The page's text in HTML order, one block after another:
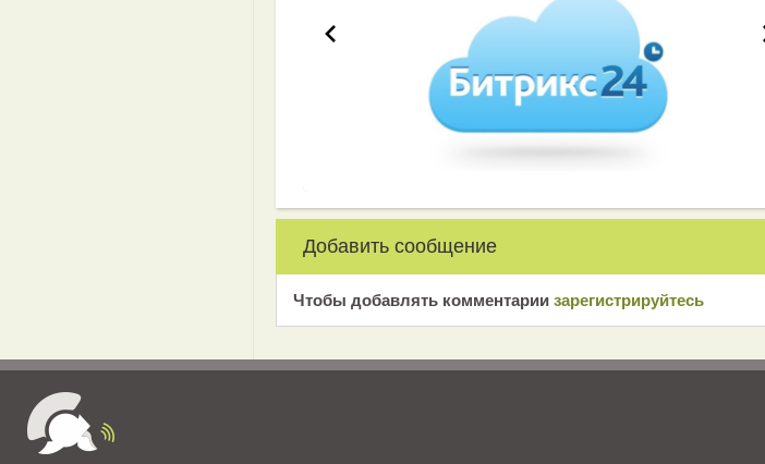
Добавить сообщение
Чтобы добавлять комментарии зарeгиcтрирyйтeсь